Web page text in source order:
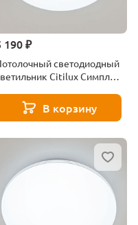
190 ₽
светодиодный
Citilux Симпла
В корзину